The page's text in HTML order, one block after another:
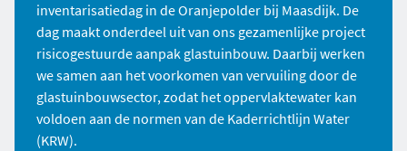
inventarisatiedag in de Oranjepolder bij Maasdijk. De
dag maakt onderdeel uit van ons gezamenlijke project
risicogestuurde aanpak glastuinbouw. Daarbij werken
we samen aan het voorkomen van vervuiling door de
glastuinbouwsector, zodat het oppervlaktewater kan
voldoen aan de normen van de Kaderrichtlijn Water
(KRW).